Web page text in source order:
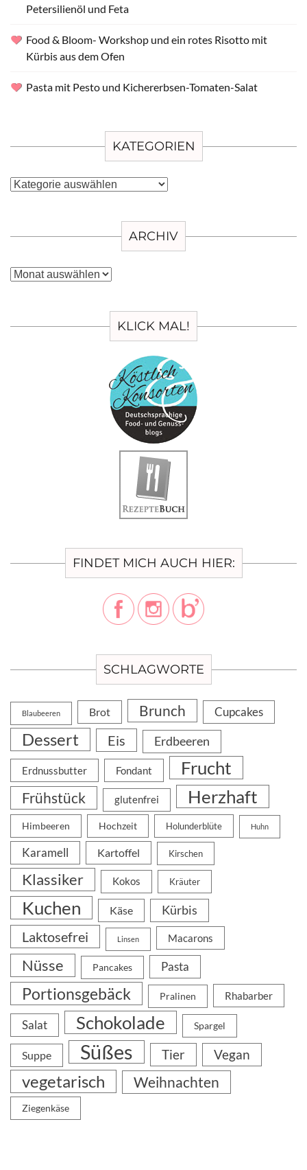
Petersilienöl und Feta
Food & Bloom- Workshop und ein rotes Risotto mit
Kürbis aus dem Ofen
Pasta mit Pesto und Kichererbsen-Tomaten-Salat
KATEGORIEN
Kategorien
ARCHIV
Archiv
KLICK MAL!
FINDET MICH AUCH HIER:
SCHLAGWORTE
Blaubeeren Brot Brunch Cupcakes
Dessert Eis Erdbeeren
Erdnussbutter Fondant Frucht
Frühstück glutenfrei Herzhaft
Himbeeren Hochzeit Holunderblüte Huhn
Karamell Kartoffel Kirschen
Klassiker Kokos Kräuter
Kuchen Käse Kürbis
Laktosefrei Linsen Macarons
Nüsse Pancakes Pasta
Portionsgebäck Pralinen Rhabarber
Salat Schokolade Spargel
Suppe Süßes Tier Vegan
vegetarisch Weihnachten
Ziegenkäse